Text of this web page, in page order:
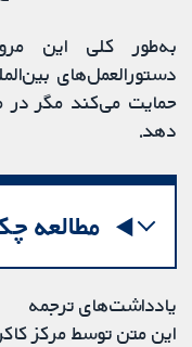
به‌طور کلی این
دستورالعمل‌های
حمایت می‌کند مگر در
دهد.
مطالعه
یادداشت‌های ترجمه
این متن توسط مرکز